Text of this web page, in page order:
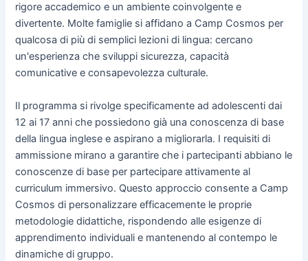
rigore accademico e un ambiente coinvolgente e
divertente. Molte famiglie si affidano a Camp Cosmos per
qualcosa di più di semplici lezioni di lingua: cercano
un'esperienza che sviluppi sicurezza, capacità
comunicative e consapevolezza culturale.
Il programma si rivolge specificamente ad adolescenti dai
12 ai 17 anni che possiedono già una conoscenza di base
della lingua inglese e aspirano a migliorarla. I requisiti di
ammissione mirano a garantire che i partecipanti abbiano le
conoscenze di base per partecipare attivamente al
curriculum immersivo. Questo approccio consente a Camp
Cosmos di personalizzare efficacemente le proprie
metodologie didattiche, rispondendo alle esigenze di
apprendimento individuali e mantenendo al contempo le
dinamiche di gruppo.